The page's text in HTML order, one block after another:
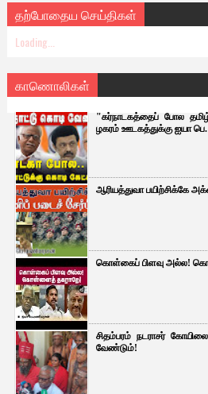
தற்போதைய செய்திகள்
Loading...
காணொலிகள்
"கர்நாடகத்தைப் போல
ழகரம் ஊடகத்துக்கு ஐயா
ஆரியத்துவா பயிற்சிக்கே
கொள்கைப் பிளவு அல்ல!
சிதம்பரம் நடராசர்
வேண்டும்!